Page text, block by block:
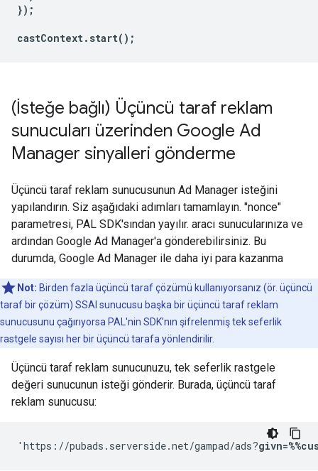
});
castContext. start();
(İsteğe bağlı) Üçüncü taraf reklam
sunucuları üzerinden Google Ad
Manager sinyalleri gönderme
Üçüncü taraf reklam sunucusunun Ad Manager isteğini
yapılandırın. Siz aşağıdaki adımları tamamlayın. "nonce"
parametresi, PAL SDK'sından yayılır. aracı sunucularınıza ve
ardından Google Ad Manager'a gönderebilirsiniz. Bu
durumda, Google Ad Manager ile daha iyi para kazanma
Not: Birden fazla üçüncü taraf çözümü kullanıyorsanız (ör. üçüncü
taraf bir çözüm) SSAI sunucusu başka bir üçüncü taraf reklam
sunucusunu çağırıyorsa PAL'nin SDK'nın şifrelenmiş tek seferlik
rastgele sayısı her bir üçüncü tarafa yönlendirilir.
Üçüncü taraf reklam sunucunuzu, tek seferlik rastgele
değeri sunucunun isteği gönderir. Burada, üçüncü taraf
reklam sunucusu:
'https://pubads.serverside.net/gampad/ads?